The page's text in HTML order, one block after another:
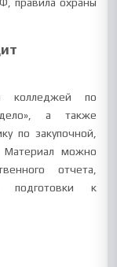
колледжей по
дело», а также
по закупочной,
Материал можно
отчета,
подготовки к